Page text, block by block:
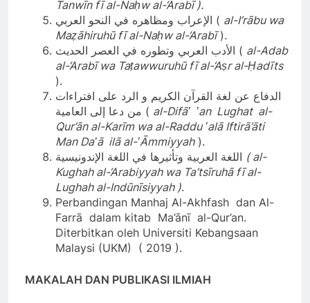
Tanwīn fī al-Naḥw al-‘Arabī ).
الإعراب ومظاهره في النحو العربي ( al-I’rābu wa
Maẓāhiruhū fī al-Naḥw al-‘Arabī).
الأدب العربي وتطوره في العصر الحديث ( al-Adab
al-‘Arabī wa Taṭawwuruhū fī al-‘Aṣr al-Ḥadīts
).
الدفاع عن لغة القرآن الكريم و الرد على افتراءات
من دعا إلى العامية ( al-Difāʽ ʽan Lughat al-
Qur’ān al-Karīm wa al-Raddu ʽalā Iftirā’āti
Man Daʽā ilā al-ʽĀmmiyyah).
( al-
Kughah al-‘Arabiyyah wa Ta’tsīruhā fī al-
Lughah al-Indūnīsiyyah ).
Perbandingan Manhaj Al-Akhfash dan Al-
Farrā dalam kitab Ma’ānī al-Qur’an.
Diterbitkan oleh Universiti Kebangsaan
Malaysi (UKM) ( 2019 ).
MAKALAH DAN PUBLIKASI ILMIAH